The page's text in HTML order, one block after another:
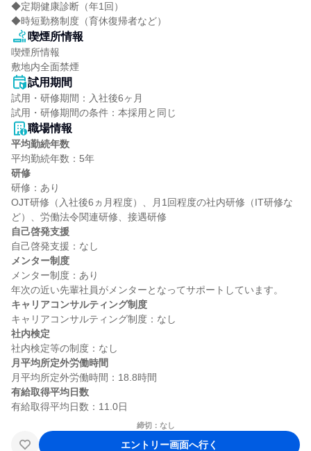
◆定期健康診断（年1回）
◆時短勤務制度（育休復帰者など）
喫煙所情報
喫煙所情報
敷地内全面禁煙
試用期間
試用・研修期間：入社後6ヶ月
職場情報
平均勤続年数
研修
研修：あり
OJT研修（入社後6ヵ月程度）、月1回程度の社内研修（IT研修な
自己啓発支援
メンター制度
メンター制度：あり
キャリアコンサルティング制度
社内検定
月平均所定外労働時間
有給取得平均日数
締切：なし
エントリー画面へ行く